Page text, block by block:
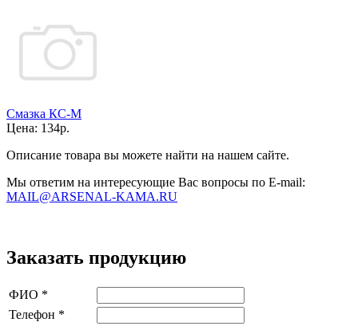
Смазка КС-М
Цена: 134р.
Описание товара вы можете найти на нашем сайте.
Мы ответим на интересующие Вас вопросы по E-mail:
MAIL@ARSENAL-KAMA.RU
Заказать продукцию
ФИО *
Телефон *